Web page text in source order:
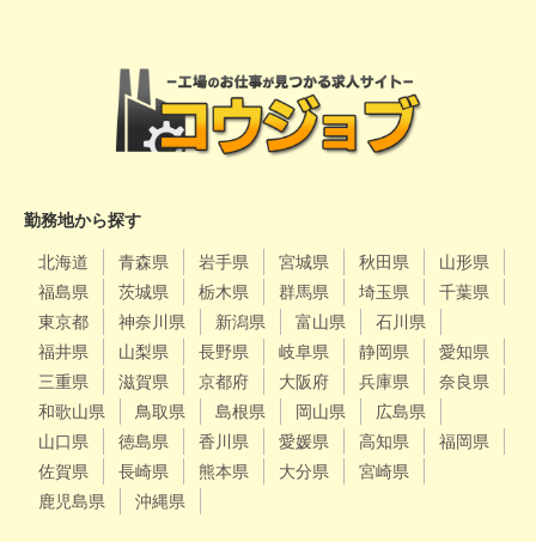
勤務地から探す
北海道 青森県 岩手県 宮城県 秋田県
山形県
福島県
茨城県 栃木県 群馬県 埼玉県
千葉県
東京都
神奈川県 新潟県 富山県
石川県
福井県
山梨県 長野県 岐阜県 静岡県
愛知県
三重県
滋賀県 京都府 大阪府 兵庫県
奈良県
和歌山県
鳥取県 島根県 岡山県
広島県
山口県
徳島県 香川県 愛媛県 高知県
福岡県
佐賀県
長崎県 熊本県 大分県
宮崎県
鹿児島県
沖縄県